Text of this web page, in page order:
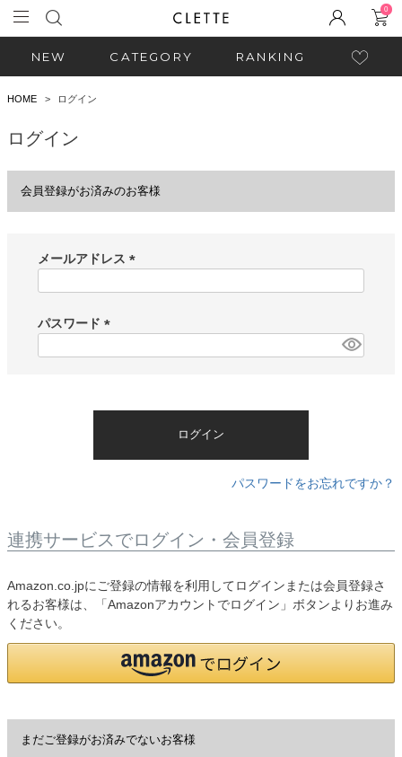
0
NEW CATEGORY RANKING
HOME ログイン
ログイン
会員登録がお済みのお客様
メールアドレス
)
パスワード
ログイン
パスワードをお忘れですか？
連携サービスでログイン・会員登録
Amazon.co.jpにご登録の情報を利用してログインまたは会員登録さ
れるお客様は、「Amazonアカウントでログイン」ボタンよりお進み
ください。
まだご登録がお済みでないお客様